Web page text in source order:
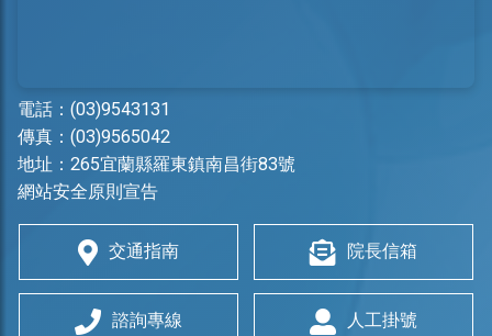
電話： (03)9543131
傳真：(03)9565042
地址： 265宜蘭縣羅東鎮南昌街83號
網站安全原則宣告
交通指南 院長信箱
諮詢專線 人工掛號